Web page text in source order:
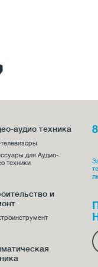
аудио техника
для Аудио-
техники
и